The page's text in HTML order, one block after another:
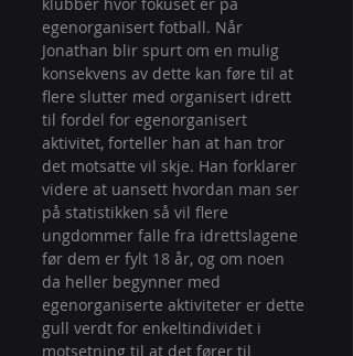
egenorganisert fotball. Når
Jonathan blir spurt om en mulig
konsekvens av dette kan føre til at
flere slutter med organisert idrett
til fordel for egenorganisert
aktivitet, forteller han at han tror
det motsatte vil skje. Han forklarer
videre at uansett hvordan man ser
på statistikken så vil flere
ungdommer falle fra idrettslagene
før dem er fylt 18 år, og om noen
da heller begynner med
egenorganiserte aktiviteter er dette
gull verdt for enkeltindividet i
motsetning til at det fører til